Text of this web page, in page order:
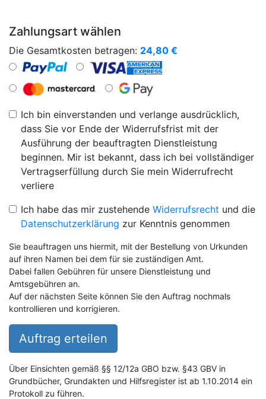
Zahlungsart wählen
Die Gesamtkosten betragen: 24,80 €
Ich bin einverstanden und verlange ausdrücklich,
dass Sie vor Ende der Widerrufsfrist mit der
Ausführung der beauftragten Dienstleistung
beginnen. Mir ist bekannt, dass ich bei vollständiger
Vertragserfüllung durch Sie mein Widerrufrecht
verliere
Ich habe das mir zustehende Widerrufsrecht und die
Datenschutzerklärung zur Kenntnis genommen
Sie beauftragen uns hiermit, mit der Bestellung von Urkunden
auf ihren Namen bei dem für sie zuständigen Amt.
Dabei fallen Gebühren für unsere Dienstleistung und
Amtsgebühren an.
Auf der nächsten Seite können Sie den Auftrag nochmals
kontrollieren und korrigieren.
Auftrag erteilen
Über Einsichten gemäß §§ 12/12a GBO bzw. §43 GBV in
Grundbücher, Grundakten und Hilfsregister ist ab 1.10.2014 ein
Protokoll zu führen.